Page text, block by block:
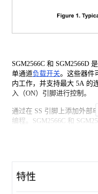
SGM2566C 和 SGM2566D
单通道负载开关。这些器件
内工作，并支持最大 5A 的
入（ON）引脚进行控制。
通过在 SS 引脚上添加外部
编程。SGM2566C 和
特性